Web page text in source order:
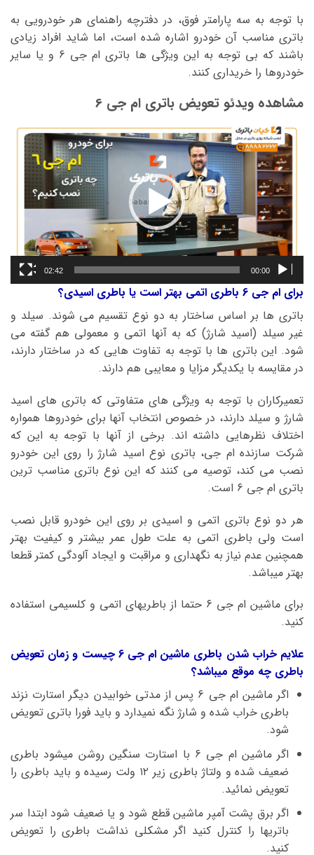
با توجه به سه پارامتر فوق، در دفترچه راهنمای هر خودرویی به
باتری مناسب آن خودرو اشاره شده است، اما شاید افراد زیادی
باشند که بی توجه به این ویژگی ها باتری ام جی 6 و یا سایر
خودروها را خریداری کنند.
مشاهده ویدئو تعویض باتری ام جی 6
نمایشگر
ویدیو
00:00
02:42
برای ام جی 6 باطری اتمی بهتر است یا باطری اسیدی؟
باتری ها بر اساس ساختار به دو نوع تقسیم می شوند. سیلد و
غیر سیلد (اسید شارژ) که به آنها اتمی و معمولی هم گفته می
شود. این باتری ها با توجه به تفاوت هایی که در ساختار دارند،
در مقایسه با یکدیگر مزایا و معایبی هم دارند.
تعمیرکاران با توجه به ویژگی های متفاوتی که باتری های اسید
شارژ و سیلد دارند، در خصوص انتخاب آنها برای خودروها همواره
اختلاف نظرهایی داشته اند. برخی از آنها با توجه به این که
شرکت سازنده ام جی، باتری نوع اسید شارژ را روی این خودرو
نصب می کند، توصیه می کنند که این نوع باتری مناسب ترین
باتری ام جی 6 است.
هر دو نوع باتری اتمی و اسیدی بر روی این خودرو قابل نصب
است ولی باطری اتمی به علت طول عمر بیشتر و کیفیت بهتر
همچنین عدم نیاز به نگهداری و مراقبت و ایجاد آلودگی کمتر قطعا
بهتر میباشد.
برای ماشین ام جی 6 حتما از باطریهای اتمی و کلسیمی استفاده
کنید.
علایم خراب شدن باطری ماشین ام جی 6 چیست و زمان تعویض
باطری چه موقع میباشد؟
اگر ماشین ام جی 6 پس از مدتی خوابیدن دیگر استارت نزند
باطری خراب شده و شارژ نگه نمیدارد و باید فورا باتری تعویض
شود.
اگر ماشین ام جی 6 با استارت سنگین روشن میشود باطری
ضعیف شده و ولتاژ باطری زیر ۱۲ ولت رسیده و باید باطری را
تعویض نمائید.
اگر برق پشت آمپر ماشین قطع شود و یا ضعیف شود ابتدا سر
باتریها را کنترل کنید اگر مشکلی نداشت باطری را تعویض
کنید.